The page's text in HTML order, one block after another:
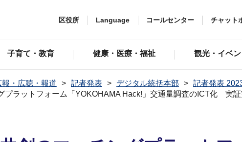
区役所 Language コールセンター チャット
子育て・教育 健康・医療・福祉 観光・イベン
報・広聴・報道 記者発表 デジタル統括本部
記者発表
プラットフォーム「YOKOHAMA Hack!」交通量調査のICT化 実